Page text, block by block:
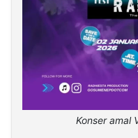
Konser amal